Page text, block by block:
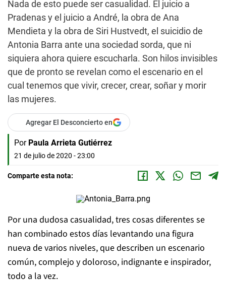
Nada de esto puede ser casualidad. El juicio a
Pradenas y el juicio a André, la obra de Ana
Mendieta y la obra de Siri Hustvedt, el suicidio de
Antonia Barra ante una sociedad sorda, que ni
siquiera ahora quiere escucharla. Son hilos invisibles
que de pronto se revelan como el escenario en el
cual tenemos que vivir, crecer, crear, soñar y morir
las mujeres.
Agregar El Desconcierto en
Por Paula Arrieta Gutiérrez
21 de julio de 2020 - 23:00
Comparte esta nota:
Por una dudosa casualidad, tres cosas diferentes se
han combinado estos días levantando una figura
nueva de varios niveles, que describen un escenario
común, complejo y doloroso, indignante e inspirador,
todo a la vez.